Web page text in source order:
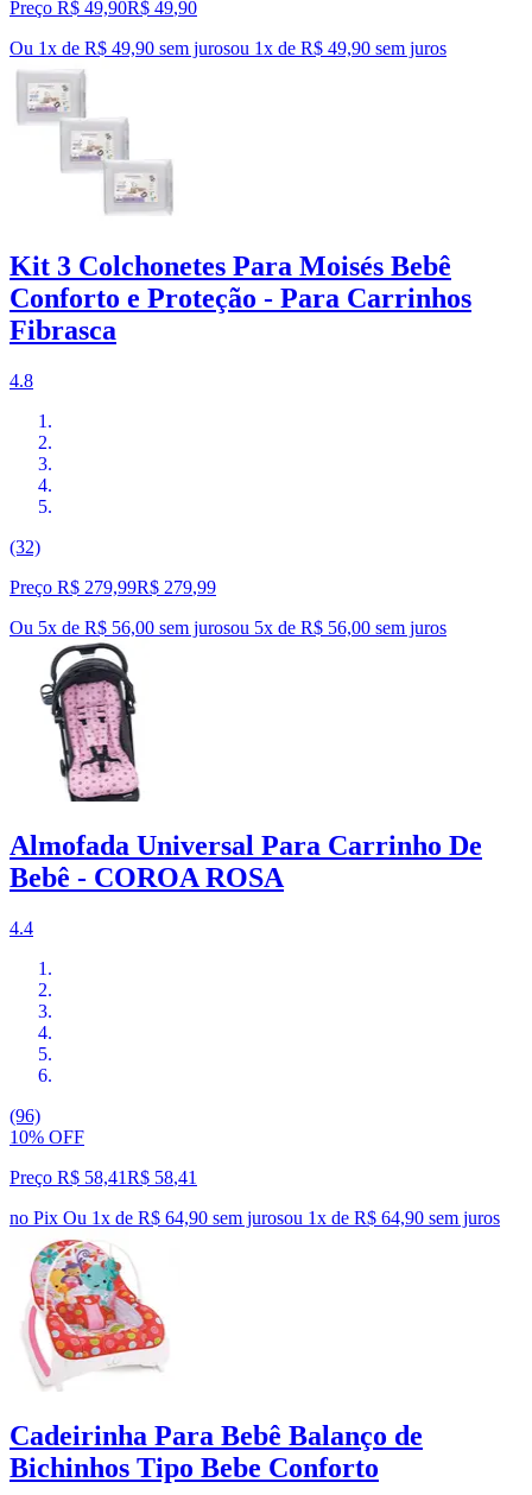
Preço R$ 49,90R$ 49,90
Ou 1x de R$ 49,90 sem jurosou 1x de R$ 49,90 sem juros
Kit 3 Colchonetes Para Moisés Bebê
Conforto e Proteção - Para Carrinhos
Fibrasca
4.8
(32)
Preço R$ 279,99R$ 279,99
Ou 5x de R$ 56,00 sem jurosou 5x de R$ 56,00 sem juros
Almofada Universal Para Carrinho De
Bebê - COROA ROSA
4.4
(96)
10% OFF
Preço R$ 58,41R$ 58,41
no Pix Ou 1x de R$ 64,90 sem jurosou 1x de R$ 64,90 sem juros
Cadeirinha Para Bebê Balanço de
Bichinhos Tipo Bebe Conforto